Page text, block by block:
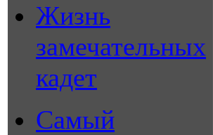
Жизнь
замечательных
кадет
Самый